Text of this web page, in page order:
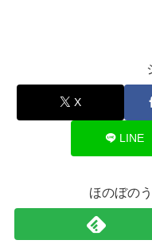
X
LINE
ほのぼの